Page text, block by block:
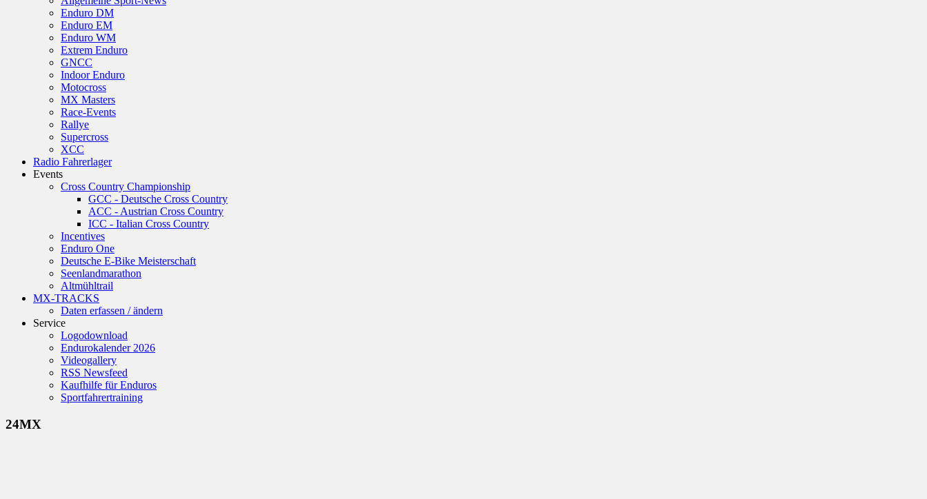
Enduro DM
Enduro EM
Enduro WM
Extrem Enduro
GNCC
Indoor Enduro
Motocross
MX Masters
Race-Events
Rallye
Supercross
XCC
Radio Fahrerlager
Events
Cross Country Championship
GCC - Deutsche Cross Country
ACC - Austrian Cross Country
ICC - Italian Cross Country
Incentives
Enduro One
Deutsche E-Bike Meisterschaft
Seenlandmarathon
Altmühltrail
MX-TRACKS
Daten erfassen / ändern
Service
Logodownload
Endurokalender 2026
Videogallery
RSS Newsfeed
Kaufhilfe für Enduros
Sportfahrertraining
24MX